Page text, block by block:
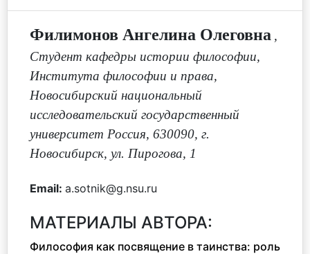
Филимонов Ангелина Олеговна ,
Студент кафедры истории философии,
Института философии и права,
Новосибирский национальный
исследовательский государственный
университет Россия, 630090, г.
Новосибирск, ул. Пирогова, 1
Email: a.sotnik@g.nsu.ru
МАТЕРИАЛЫ АВТОРА:
Философия как посвящение в таинства: роль